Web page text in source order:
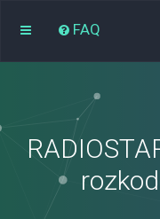
FAQ